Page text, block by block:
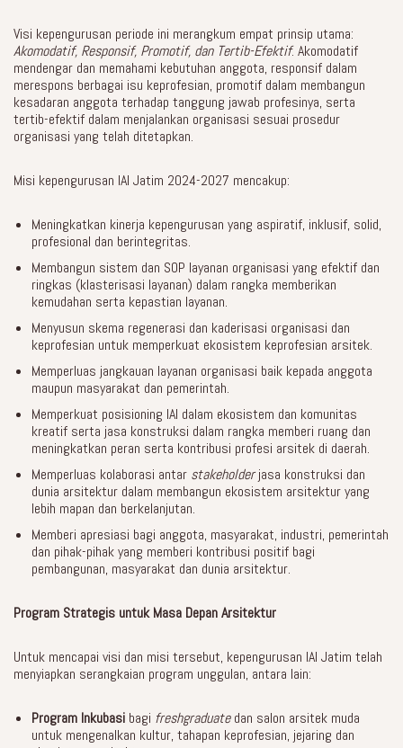
Visi kepengurusan periode ini merangkum empat prinsip utama:
Akomodatif, Responsif, Promotif, dan Tertib-Efektif. Akomodatif
mendengar dan memahami kebutuhan anggota, responsif dalam
merespons berbagai isu keprofesian, promotif dalam membangun
kesadaran anggota terhadap tanggung jawab profesinya, serta
tertib-efektif dalam menjalankan organisasi sesuai prosedur
organisasi yang telah ditetapkan.
Misi kepengurusan IAI Jatim 2024-2027 mencakup:
Meningkatkan kinerja kepengurusan yang aspiratif, inklusif, solid,
profesional dan berintegritas.
Membangun sistem dan SOP layanan organisasi yang efektif dan
ringkas (klasterisasi layanan) dalam rangka memberikan
kemudahan serta kepastian layanan.
Menyusun skema regenerasi dan kaderisasi organisasi dan
keprofesian untuk memperkuat ekosistem keprofesian arsitek.
Memperluas jangkauan layanan organisasi baik kepada anggota
maupun masyarakat dan pemerintah.
Memperkuat posisioning IAI dalam ekosistem dan komunitas
kreatif serta jasa konstruksi dalam rangka memberi ruang dan
meningkatkan peran serta kontribusi profesi arsitek di daerah.
Memperluas kolaborasi antar stakeholderjasa konstruksi dan
dunia arsitektur dalam membangun ekosistem arsitektur yang
lebih mapan dan berkelanjutan.
Memberi apresiasi bagi anggota, masyarakat, industri, pemerintah
dan pihak-pihak yang memberi kontribusi positif bagi
pembangunan, masyarakat dan dunia arsitektur.
Program Strategis untuk Masa Depan Arsitektur
Untuk mencapai visi dan misi tersebut, kepengurusan IAI Jatim telah
menyiapkan serangkaian program unggulan, antara lain:
Program Inkubasi bagi freshgraduatedan salon arsitek muda
untuk mengenalkan kultur, tahapan keprofesian, jejaring dan